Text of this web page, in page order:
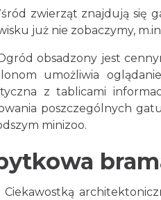
zwierząt znajdują się
już nie zobaczymy,
obsadzony jest
umożliwia
z tablicami
poszczególnych
minizoo.
architektoniczną